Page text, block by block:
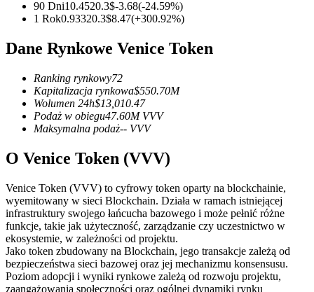
Kontrakty terminowe na USDC
Kontrakty futures wykorzystujące USDC jako zabezpieczenie
Kopiowanie Transakcji
Dołącz do najlepszych traderów
90 Dni10.4520.3$-3.68(-24.59%)
1 Rok0.93320.3$8.47(+300.92%)
Dane Rynkowe Venice Token
Ranking rynkowy72
Kapitalizacja rynkowa$550.70M
Wolumen 24h$13,010.47
Podaż w obiegu47.60M VVV
Maksymalna podaż-- VVV
O Venice Token (VVV)
Venice Token (VVV) to cyfrowy token oparty na blockchainie,
wyemitowany w sieci Blockchain. Działa w ramach istniejącej
infrastruktury swojego łańcucha bazowego i może pełnić różne
funkcje, takie jak użyteczność, zarządzanie czy uczestnictwo w
ekosystemie, w zależności od projektu.
Jako token zbudowany na Blockchain, jego transakcje zależą od
bezpieczeństwa sieci bazowej oraz jej mechanizmu konsensusu.
Poziom adopcji i wyniki rynkowe zależą od rozwoju projektu,
zaangażowania społeczności oraz ogólnej dynamiki rynku